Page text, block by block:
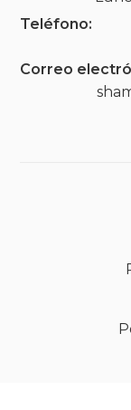
Teléfono:
Correo